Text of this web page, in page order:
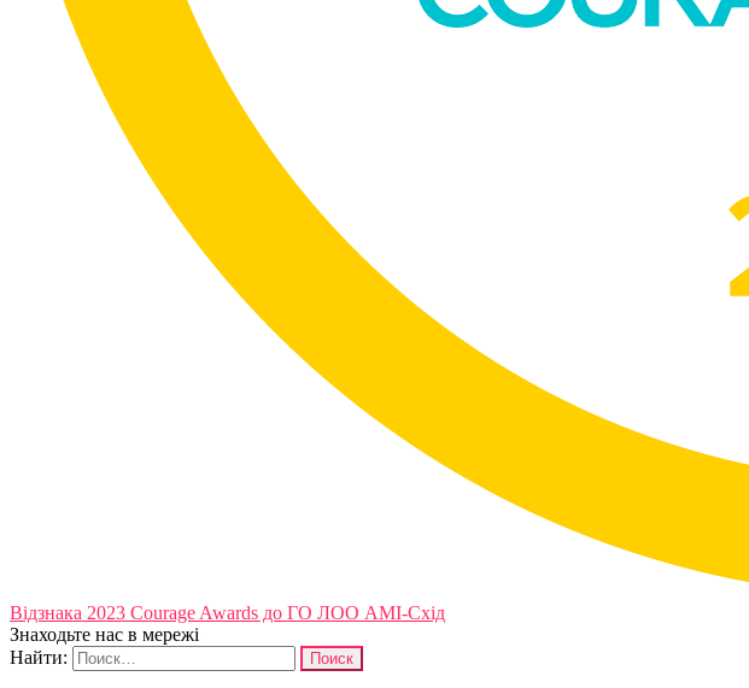
Відзнака 2023 Courage Awards до ГО ЛОО АМІ-Схід
Знаходьте нас в мережі
Найти: